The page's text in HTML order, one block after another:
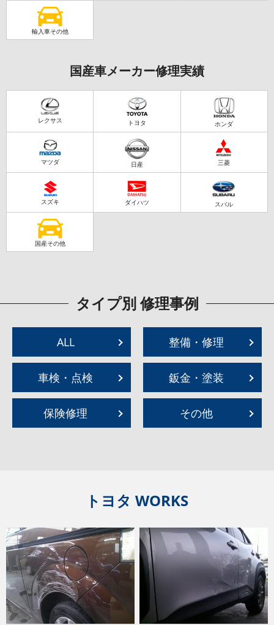
輸入車その他
国産車メーカー修理実績
レクサス トヨタ ホンダ
マツダ 日産 三菱
スズキ ダイハツ スバル
国産その他
タイプ別 修理事例
ALL 整備・修理
車検・点検 鈑金・塗装
保険修理 その他
トヨタ WORKS